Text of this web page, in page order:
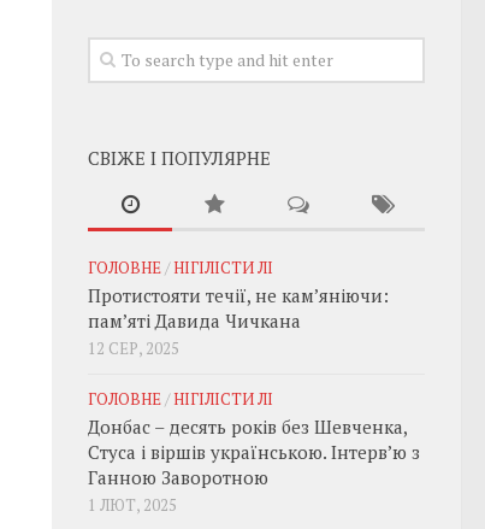
СВІЖЕ І ПОПУЛЯРНЕ
ГОЛОВНЕ/НІГІЛІСТИ ЛІ
Протистояти течії, не кам’яніючи:
пам’яті Давида Чичкана
12 СЕР, 2025
ГОЛОВНЕ/НІГІЛІСТИ ЛІ
Донбас – десять років без Шевченка,
Стуса і віршів українською. Інтерв’ю з
Ганною Заворотною
1 ЛЮТ, 2025